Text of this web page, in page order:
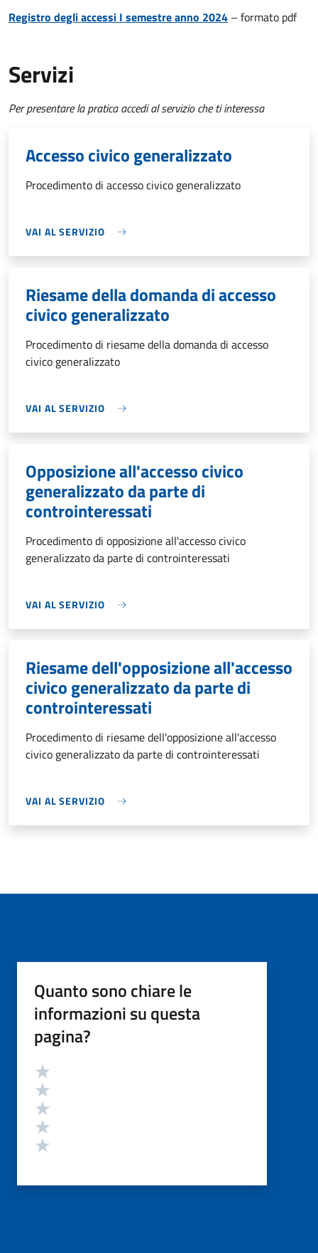
Registro degli accessi I semestre anno 2024 – formato pdf
Servizi
Per presentare la pratica accedi al servizio che ti interessa
Accesso civico generalizzato
Procedimento di accesso civico generalizzato
VAI AL SERVIZIO
Riesame della domanda di accesso
civico generalizzato
Procedimento di riesame della domanda di accesso
civico generalizzato
VAI AL SERVIZIO
Opposizione all'accesso civico
generalizzato da parte di
controinteressati
Procedimento di opposizione all'accesso civico
generalizzato da parte di controinteressati
VAI AL SERVIZIO
Riesame dell'opposizione all'accesso
civico generalizzato da parte di
controinteressati
Procedimento di riesame dell'opposizione all'accesso
civico generalizzato da parte di controinteressati
VAI AL SERVIZIO
Quanto sono chiare le
informazioni su questa
pagina?
Valutazione